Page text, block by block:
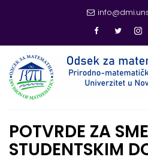
content
POTVRDE ZA
STUDENTSKIM